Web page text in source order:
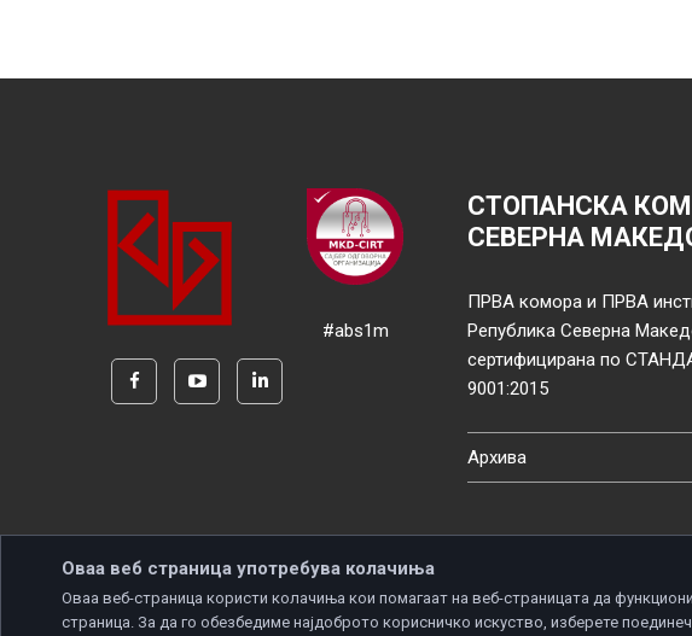
#abs1m
СТОПАНСКА
СЕВЕРНА
ПРВА комора и ПРВА
Република Северна
сертифицирана по
9001:2015
Архива
Оваа веб страница употребува колачиња
Оваа веб-страница користи колачиња кои помагаат на веб-страницата да
страница. За да го обезбедиме најдоброто корисничко искуство, изберете